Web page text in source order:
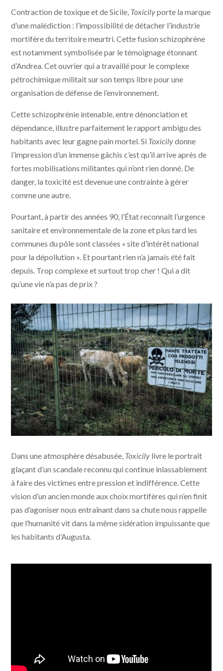
Contraction de toxique et de Sicile, Toxicilyporte la marque
d’une malédiction : l’impossibilité de détacher l’industrie
mortifère du territoire meurtri. Cette fusion schizophrène
est notamment symbolisée par le témoignage étonnant
d’Andrea. Cet ouvrier qui a travaillé pour le complexe
pétrochimique militait sur son temps libre pour une
organisation de défense de l’environnement.
Cette schizophrénie intenable, entre dénonciation et
dépendance, illustre parfaitement le rapport ambigu des
habitants avec leur gagne pain mortel. Si Toxicilydonne
l’impression d’un immense gâchis c’est qu’il arrive après de
fortes mobilisations militantes qui n’ont rien donné. De
danger, la toxicité est devenue une contrainte à gérer
comme une autre.
Pourtant, à partir des années 90, l’État reconnaît l’urgence
sanitaire et environnementale de la zone et plus tard les
communes du pôle sont classées « site d’intérêt national
pour la dépollution ». Et pourtant rien n’a jamais été fait
depuis. Trop complexe et surtout trop cher ! Qui a dit
qu’une vie n’a pas de prix ?
PRODUCTIONS, GINKO FILMS
Dans une atmosphère désabusée, Toxicily livre le portrait
glaçant d’un scandale reconnu qui continue inlassablement
à faire des victimes entre pression et indifférence. Cette
vision d’un ancien monde aux choix mortifères qui n’en finit
pas d’agoniser nous entraînant dans sa chute nous rappelle
que l’humanité vit dans la même sidération impuissante que
les habitants d’Augusta.